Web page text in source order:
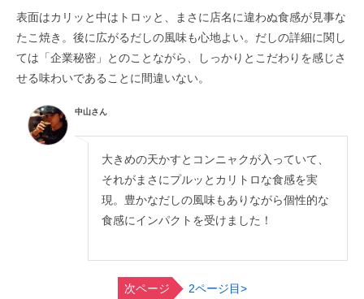
表面はカリッと中はトロッと、まさに店名に違わぬ食感が見事な
たこ焼き。後に広がるだしの風味も心地よい。だしの詳細に関し
ては「企業秘密」とのことながら、しっかりとこだわりを感じさ
せる味わいであることに間違いない。
中山さん
大きめの天かすとコンニャクが入っていて、
それがまさにプルッとカリトロな食感を実
現。豊かなだしの風味もありながら個性的な
食感にインパクトを受けました！
次ページ 2ページ目>